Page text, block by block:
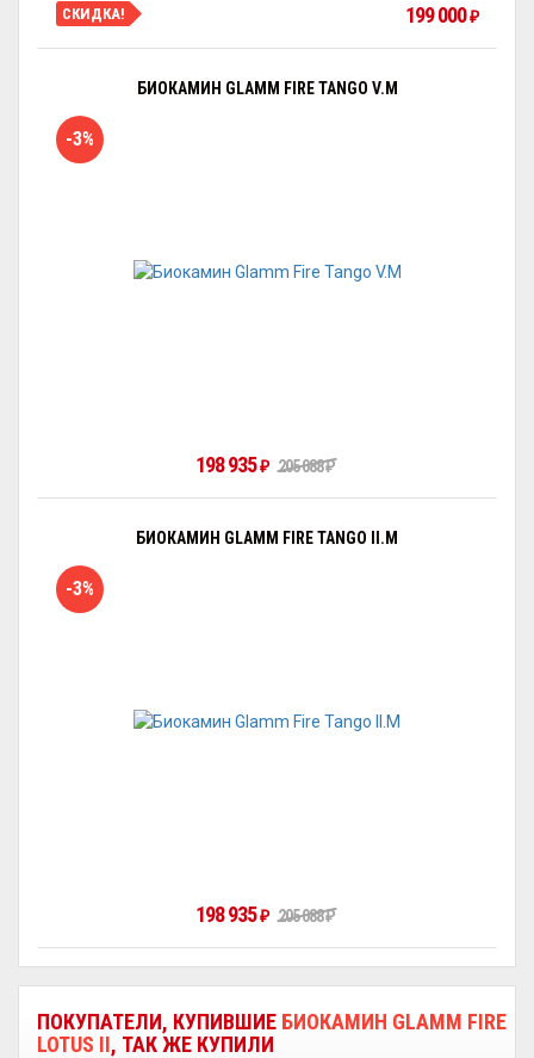
СКИДКА! 199 000 ₽
БИОКАМИН GLAMM FIRE TANGO V.M
-3%
198 935 ₽ 205 088₽
БИОКАМИН GLAMM FIRE TANGO II.M
-3%
198 935 ₽ 205 088₽
ПОКУПАТЕЛИ, КУПИВШИЕ БИОКАМИН GLAMM FIRE
LOTUS II, ТАК ЖЕ КУПИЛИ